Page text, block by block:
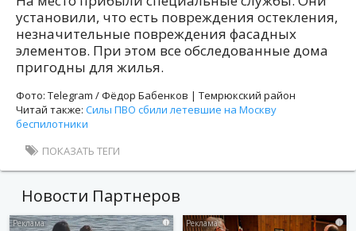
установили, что есть повреждения остекления,
незначительные повреждения фасадных
элементов. При этом все обследованные дома
пригодны для жилья.
Фото: Telegram / Фёдор Бабенков | Темрюкский район
Читай также: Силы ПВО сбили летевшие на Москву
беспилотники
ПОКАЗАТЬ ТЕГИ
Новости Партнеров
i i